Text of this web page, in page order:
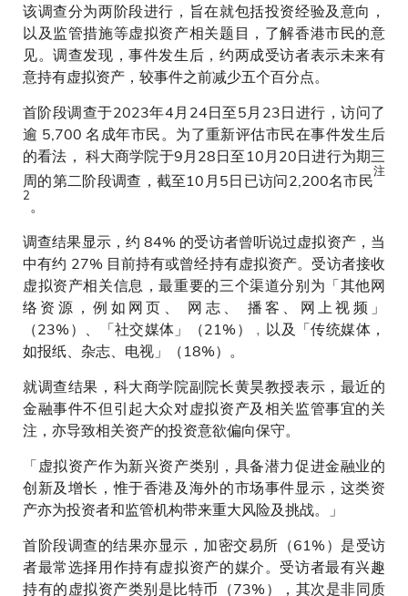
该调查分为两阶段进行，旨在就包括投资经验及意向，
以及监管措施等虚拟资产相关题目，了解香港市民的意
见。调查发现，事件发生后，约两成受访者表示未来有
意持有虚拟资产，较事件之前减少五个百分点。
首阶段调查于2023年4月24日至5月23日进行，访问了
逾 5,700 名成年市民。为了重新评估市民在事件发生后
的看法， 科大商学院于9月28日至10月20日进行为期三
周的第二阶段调查，截至10月5日已访问2,200名市民
注
2
。
调查结果显示，约 84% 的受访者曾听说过虚拟资产，当
中有约 27% 目前持有或曾经持有虚拟资产。受访者接收
虚拟资产相关信息，最重要的三个渠道分别为「其他网
络资源，例如网页、 网志、 播客、网上视频」
（23%）、「社交媒体」（21%）﹐以及「传统媒体，
如报纸、杂志、电视」（18%）。
就调查结果，科大商学院副院长黄昊教授表示，最近的
金融事件不但引起大众对虚拟资产及相关监管事宜的关
注，亦导致相关资产的投资意欲偏向保守。
「虚拟资产作为新兴资产类别，具备潜力促进金融业的
创新及增长，惟于香港及海外的市场事件显示，这类资
产亦为投资者和监管机构带来重大风险及挑战。」
首阶段调查的结果亦显示，加密交易所（61%）是受访
者最常选择用作持有虚拟资产的媒介。受访者最有兴趣
持有的虚拟资产类别是比特币（73%），其次是非同质